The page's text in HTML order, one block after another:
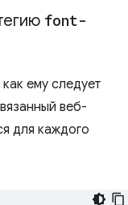
font-
ему следует
веб-
для каждого